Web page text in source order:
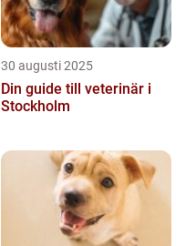
30 augusti 2025
Din guide till veterinär i
Stockholm